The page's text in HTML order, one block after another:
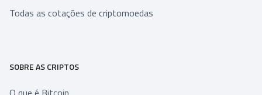
Todas as cotações de criptomoedas
SOBRE AS CRIPTOS